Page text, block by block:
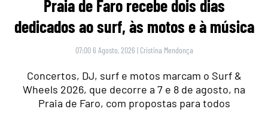
Praia de Faro recebe dois dias
dedicados ao surf, às motos e à música
07:00 6 Agosto, 2026 | Cristina Mendonça
Concertos, DJ, surf e motos marcam o Surf &
Wheels 2026, que decorre a 7 e 8 de agosto, na
Praia de Faro, com propostas para todos